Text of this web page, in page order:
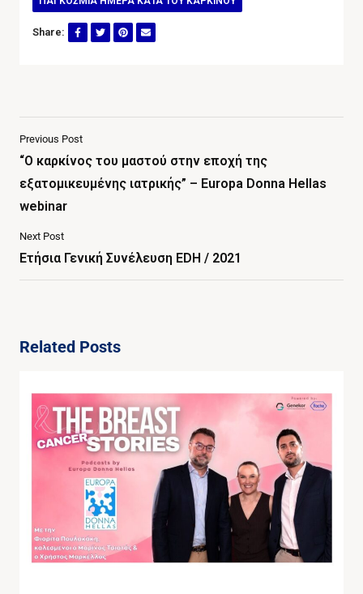
Share:
Previous Post
“O καρκίνος του μαστού στην εποχή της
εξατομικευμένης ιατρικής” – Europa Donna Hellas
webinar
Next Post
Ετήσια Γενική Συνέλευση EDH / 2021
Related Posts